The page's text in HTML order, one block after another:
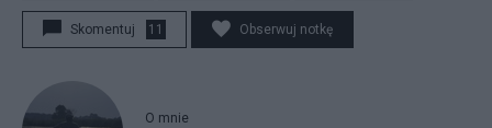
Skomentuj 11 Obserwuj notkę
O mnie